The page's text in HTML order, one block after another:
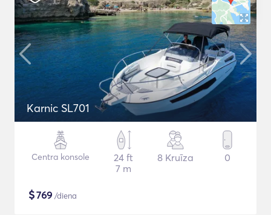
Karnic SL701
Centra konsole
24 ft
7 m
8 Kruīza 0
$769 /diena